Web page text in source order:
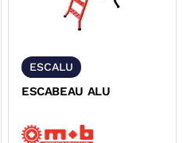
ESCALU
ESCABEAU ALU